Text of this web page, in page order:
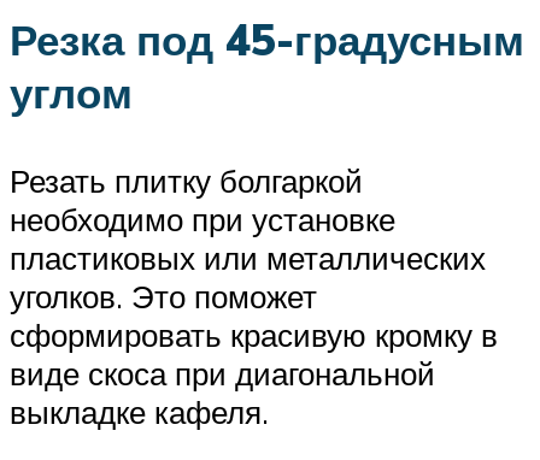
Резка под 45-градусным
углом
Резать плитку болгаркой
необходимо при установке
пластиковых или металлических
уголков. Это поможет
сформировать красивую кромку в
виде скоса при диагональной
выкладке кафеля.